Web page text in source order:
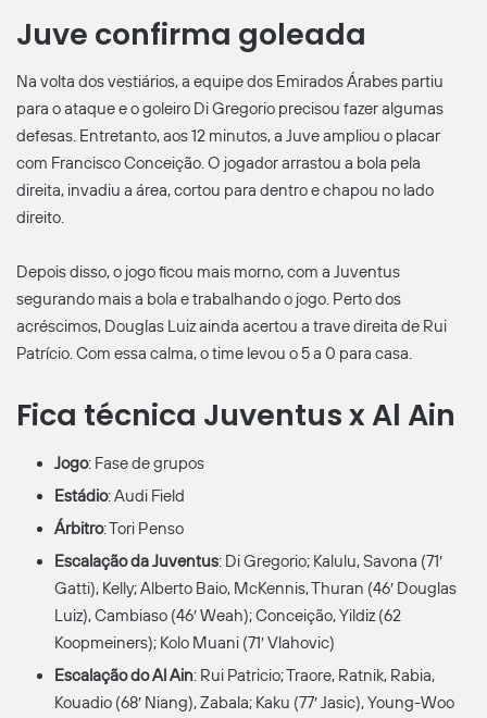
Juve confirma goleada
Na volta dos vestiários, a equipe dos Emirados Árabes partiu
para o ataque e o goleiro Di Gregorio precisou fazer algumas
defesas. Entretanto, aos 12 minutos, a Juve ampliou o placar
com Francisco Conceição. O jogador arrastou a bola pela
direita, invadiu a área, cortou para dentro e chapou no lado
direito.
Depois disso, o jogo ficou mais morno, com a Juventus
segurando mais a bola e trabalhando o jogo. Perto dos
acréscimos, Douglas Luiz ainda acertou a trave direita de Rui
Patrício. Com essa calma, o time levou o 5 a 0 para casa.
Fica técnica Juventus x Al Ain
Jogo: Fase de grupos
Estádio: Audi Field
Árbitro: Tori Penso
Escalação da Juventus: Di Gregorio; Kalulu, Savona (71′
Gatti), Kelly; Alberto Baio, McKennis, Thuran (46′ Douglas
Luiz), Cambiaso (46′ Weah); Conceição, Yildiz (62
Koopmeiners); Kolo Muani (71′ Vlahovic)
Escalação do Al Ain: Rui Patricio; Traore, Ratnik, Rabia,
Kouadio (68′ Niang), Zabala; Kaku (77′ Jasic), Young-Woo